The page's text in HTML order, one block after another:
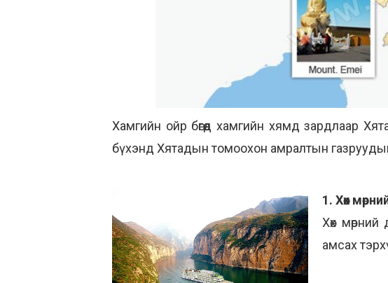
Хамгийн ойр бөгөөд хамгийн хямд зардлаар
бүхэнд Хятадын томоохон амралтын
1. Хөх
Хөх
амсах